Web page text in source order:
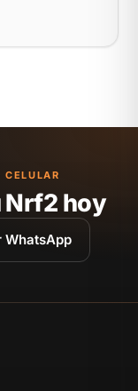
CELULAR
Nrf2 hoy
WhatsApp